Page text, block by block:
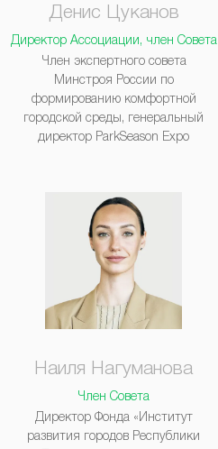
Денис Цуканов
Директор Ассоциации, член Совета
Член экспертного совета
Минстроя России по
формированию комфортной
городской среды, генеральный
директор ParkSeason Expo
Наиля Нагуманова
Член Совета
Директор Фонда «Институт
развития городов Республики